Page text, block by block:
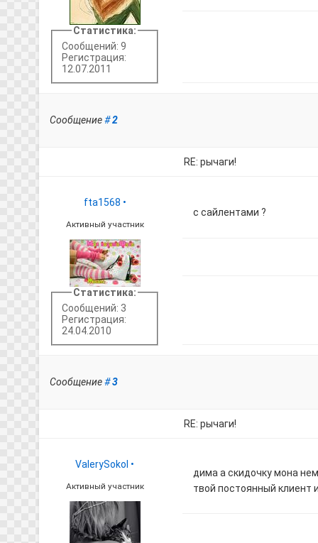
Статистика:
Сообщений: 9
Регистрация:
12.07.2011
Сообщение#2
RE: рычаги!
fta1568 •
Активный участник
Статистика:
Сообщений: 3
Регистрация:
24.04.2010
с сайлентами ?
Сообщение#3
RE: рычаги!
ValerySokol •
Активный участник
дима а скидочку мона
твой постоянный клиент